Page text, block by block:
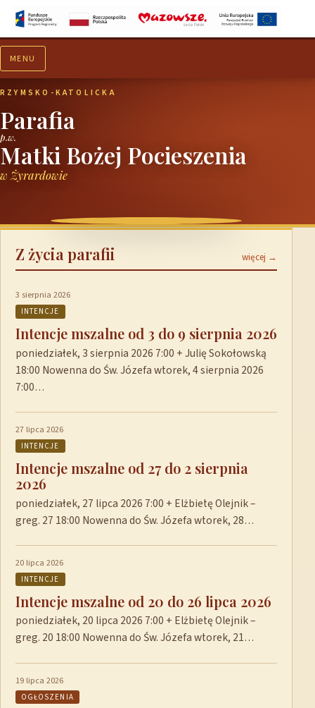
MENU
RZYMSKO-KATOLICKA
Parafia
p.w.
Matki Bożej Pocieszenia
w Żyrardowie
Z życia parafii więcej →
3 sierpnia 2026
INTENCJE
Intencje mszalne od 3 do 9 sierpnia 2026
poniedziałek, 3 sierpnia 2026 7:00 + Julię Sokołowską
18:00 Nowenna do Św. Józefa wtorek, 4 sierpnia 2026
7:00…
27 lipca 2026
INTENCJE
Intencje mszalne od 27 do 2 sierpnia
2026
poniedziałek, 27 lipca 2026 7:00 + Elżbietę Olejnik –
greg. 27 18:00 Nowenna do Św. Józefa wtorek, 28…
20 lipca 2026
INTENCJE
Intencje mszalne od 20 do 26 lipca 2026
poniedziałek, 20 lipca 2026 7:00 + Elżbietę Olejnik –
greg. 20 18:00 Nowenna do Św. Józefa wtorek, 21…
19 lipca 2026
OGŁOSZENIA